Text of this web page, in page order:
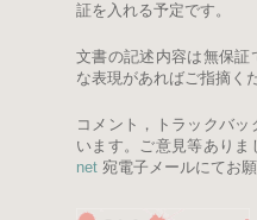
証を入れる予定です。
文書の記述内容は無保証
な表現があればご指摘く
コメント，トラックバ
います。ご意見等ありま
net 宛電子メールにてお願